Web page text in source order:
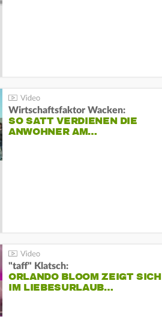
Wirtschaftsfaktor Wacken:
SO SATT VERDIENEN DIE
ANWOHNER AM…
"taff" Klatsch:
ORLANDO BLOOM ZEIGT SICH
IM LIEBESURLAUB…